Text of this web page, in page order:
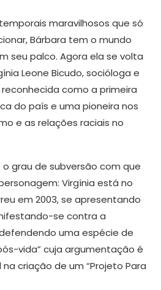
maravilhosos que só
Bárbara tem o mundo
seu palco. Agora ela se volta
Leone Bicudo, socióloga e
como a primeira
do país e uma pioneira nos
e as relações raciais no
grau de subversão com que
Virgínia está no
em 2003, se apresentando
se contra a
uma espécie de
vida” cuja argumentação é
criação de um “Projeto Para